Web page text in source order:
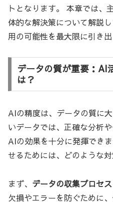
トとなります。 本章では、
体的な解決策について解説
用の可能性を最大限に引き出
データの質が重要：AI
は？
AIの精度は、データの質に
いデータでは、正確な分析
AIの効果を十分に発揮でき
せるためには、どのような
まず、 データの収集プロセ
欠損やエラーを防ぐために